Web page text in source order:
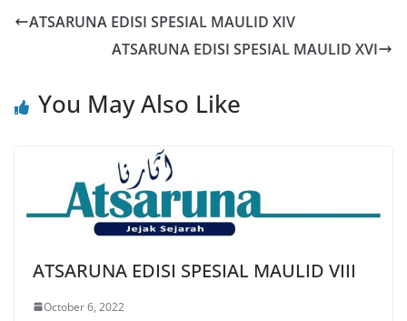
ATSARUNA EDISI SPESIAL MAULID XIV
ATSARUNA EDISI SPESIAL MAULID XVI
You May Also Like
ATSARUNA EDISI SPESIAL MAULID VIII
October 6, 2022